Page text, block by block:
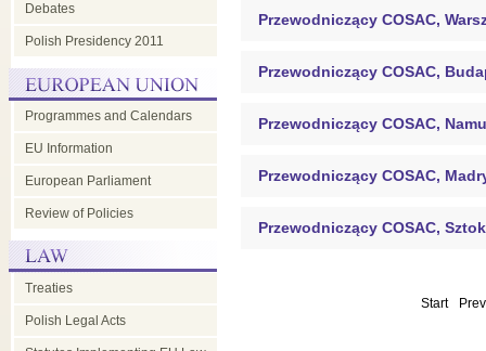
Debates
Polish Presidency 2011
Programmes and Calendars
EU Information
European Parliament
Review of Policies
Treaties
Polish Legal Acts
Przewodniczący COSAC,
Przewodniczący COSAC,
Przewodniczący COSAC,
Przewodniczący COSAC,
Przewodniczący COSAC,
Start Prev